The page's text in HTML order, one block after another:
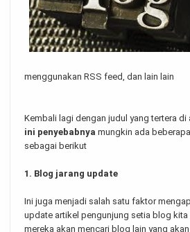
menggunakan RSS feed, dan lain lain
Kembali lagi dengan judul yang tertera di
ini penyebabnya mungkin ada
sebagai berikut
1. Blog jarang update
Ini juga menjadi salah satu faktor
update artikel pengunjung setia blog
mereka akan mencari blog lain yang